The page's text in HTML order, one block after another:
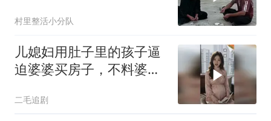
村里整活小分队
儿媳妇用肚子里的孩子逼
迫婆婆买房子，不料婆婆
二毛追剧